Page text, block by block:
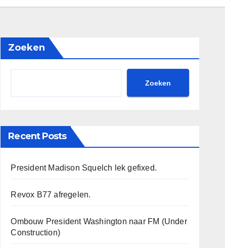
Zoeken
Zoeken
Recent Posts
President Madison Squelch lek gefixed.
Revox B77 afregelen.
Ombouw President Washington naar FM (Under
Construction)